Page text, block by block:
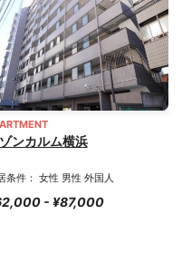
ンカルム横浜
条件： 女性 男性 外国人
- ¥87,000